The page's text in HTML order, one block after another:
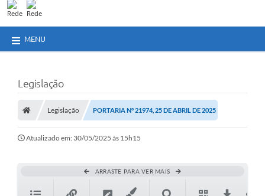
MENU
Legislação
Legislação PORTARIA Nº 21974, 25 DE ABRIL DE 2025
Atualizado em: 30/05/2025 às 15h15
ARRASTE PARA VER MAIS